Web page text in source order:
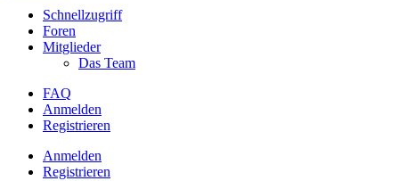
Schnellzugriff
Foren
Mitglieder
Das Team
FAQ
Anmelden
Registrieren
Anmelden
Registrieren